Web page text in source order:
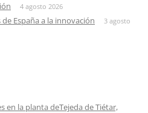
4 agosto 2026
España a la innovación
3 agosto
en la planta deTejeda de Tiétar,